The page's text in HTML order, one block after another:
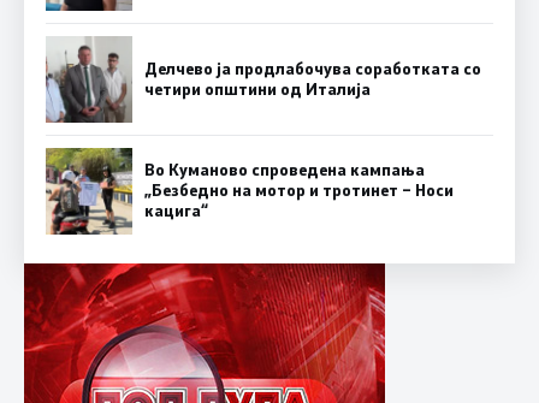
Делчево ја продлабочува соработката со
четири општини од Италија
Во Куманово спроведена кампања
„Безбедно на мотор и тротинет – Носи
кацига“